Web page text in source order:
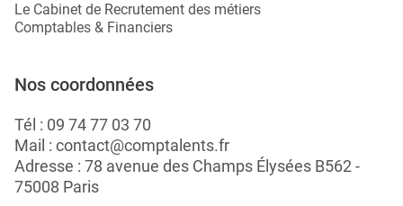
Le Cabinet de Recrutement des métiers
Comptables & Financiers
Nos coordonnées
Tél : 09 74 77 03 70
Mail : contact@comptalents.fr
Adresse : 78 avenue des Champs Élysées B562 -
75008 Paris